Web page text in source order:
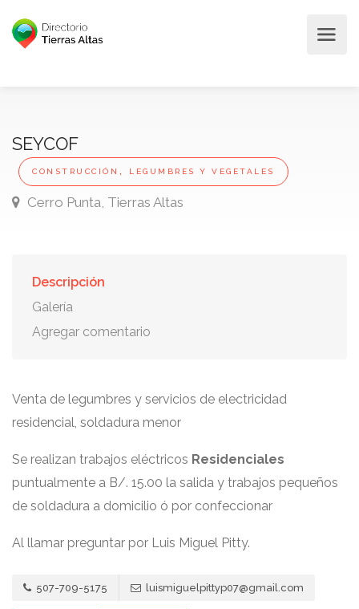
SEYCOF
CONSTRUCCIÓN , LEGUMBRES Y VEGETALES
Cerro Punta, Tierras Altas
Descripción
Galería
Agregar comentario
Venta de legumbres y servicios de electricidad
residencial, soldadura menor
Se realizan trabajos eléctricos Residenciales
puntualmente a B/. 15.00 la salida y trabajos pequeños
de soldadura a domicilio ó por confeccionar
Al llamar preguntar por Luis Miguel Pitty.
507-709-5175 luismiguelpittyp07@gmail.com